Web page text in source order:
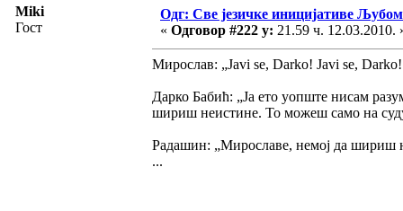
Miki
Гост
Одг: Све језичке иницијативе
« Одговор #222 у: 21.59 ч. 12.03.2010.
Мирослав: „Javi se, Darko! Javi se,
Дарко Бабић: „Ја ето уопште нисам
шириш неистине. То можеш само на
Радашин: „Мирославе, немој да шириш
...